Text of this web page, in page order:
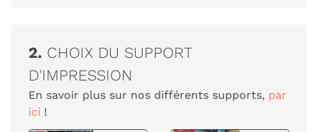
2. CHOIX DU SUPPORT
D'IMPRESSION
En savoir plus sur nos différents supports, par
ici !